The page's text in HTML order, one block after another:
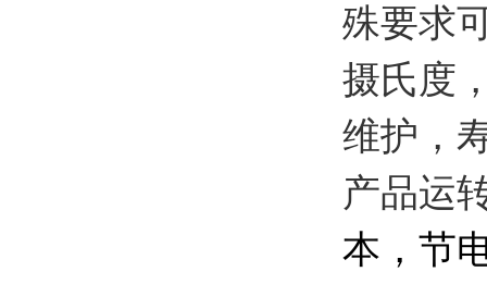
殊要求
摄氏度
维护，
产品运
本，节